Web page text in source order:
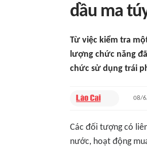
dầu ma
Từ việc kiểm tra
lượng chức năng
chức sử dụng trái
08/
Các đối tượng có
nước, hoạt động